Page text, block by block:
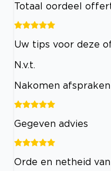
Totaal oordeel
Uw tips voor deze
N.v.t.
Nakomen afspraken
Gegeven advies
Orde en netheid